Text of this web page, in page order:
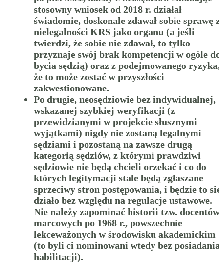
stosowny wniosek od 2018 r. działał
świadomie, doskonale zdawał sobie sprawę
nielegalności KRS jako organu (a jeśli
twierdzi, że sobie nie zdawał, to tylko
przyznaje swój brak kompetencji w ogóle
bycia sędzią) oraz z podejmowanego
że to może zostać w przyszłości
zakwestionowane.
Po drugie, neosędziowie bez indywidualnej,
wskazanej szybkiej weryfikacji (z
przewidzianymi w projekcie słusznymi
wyjątkami) nigdy nie zostaną legalnymi
sędziami i pozostaną na zawsze drugą
kategorią sędziów, z którymi prawdziwi
sędziowie nie będą chcieli orzekać i co do
których legitymacji stale będą zgłaszane
sprzeciwy stron postępowania, i będzie to
działo bez względu na regulacje ustawowe.
Nie należy zapominać historii tzw. docentów
marcowych po 1968 r., powszechnie
lekceważonych w środowisku akademickim
(to byli ci nominowani wtedy bez
habilitacji).